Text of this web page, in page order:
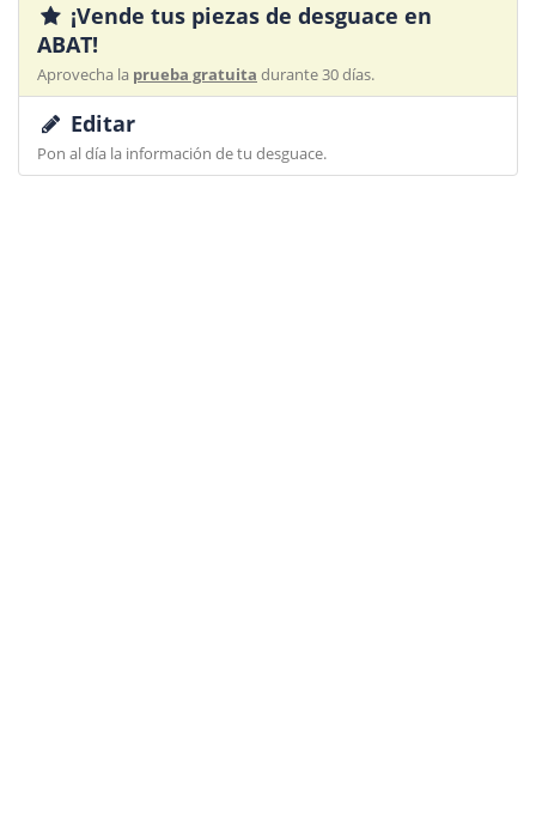
¡Vende tus piezas de desguace en
ABAT!
Aprovecha la prueba gratuita durante 30 días.
Editar
Pon al día la información de tu desguace.